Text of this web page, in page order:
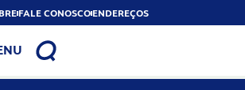
FALE CONOSCOENDEREÇOS